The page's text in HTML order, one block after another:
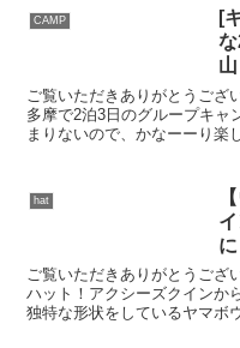
CAMP
[
ご覧いただきありがとうござ
多摩で2泊3日のグループキャ
まりないので、かなーーり楽
hat
ご覧いただきありがとうござ
ハット！アクシーズクインか
独特な形状をしているヤマボ